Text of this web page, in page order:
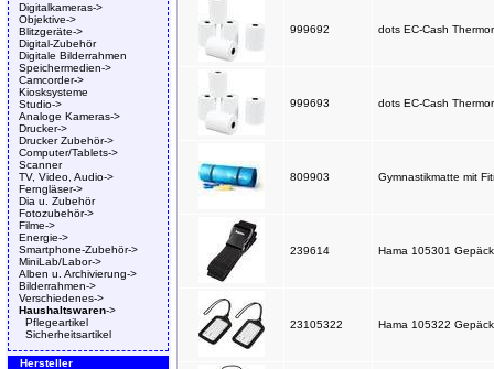
Digitalkameras->
Objektive->
Blitzgeräte->
Digital-Zubehör
Digitale Bilderrahmen
Speichermedien->
Camcorder->
Kiosksysteme
Studio->
Analoge Kameras->
Drucker->
Drucker Zubehör->
Computer/Tablets->
Scanner
TV, Video, Audio->
Ferngläser->
Dia u. Zubehör
Fotozubehör->
Filme->
Energie->
Smartphone-Zubehör->
MiniLab/Labor->
Alben u. Archivierung->
Bilderrahmen->
Verschiedenes->
Haushaltswaren->
Pflegeartikel
Sicherheitsartikel
Hersteller
999692 dots EC-Cash
999693 dots EC-Cash
809903 Gymnastikmatte mit
239614 Hama 105301
23105322 Hama 105322